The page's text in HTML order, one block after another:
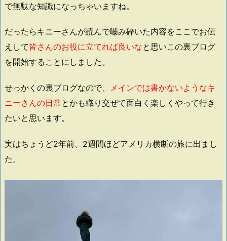
で無駄な知識になっちゃいますね。
だったらキニーさんが読んで嚙み砕いた内容をここでお伝
えして皆さんのお役に立てれば良いなと思いこの裏ブログ
を開始することにしました。
せっかくの裏ブログなので、 メインでは書かないようなキ
ニーさんの日常 とかも織り交ぜて面白く楽しくやって行き
たいと思います。
実はちょうど2年前、2週間ほどアメリカ横断の旅に出まし
た。